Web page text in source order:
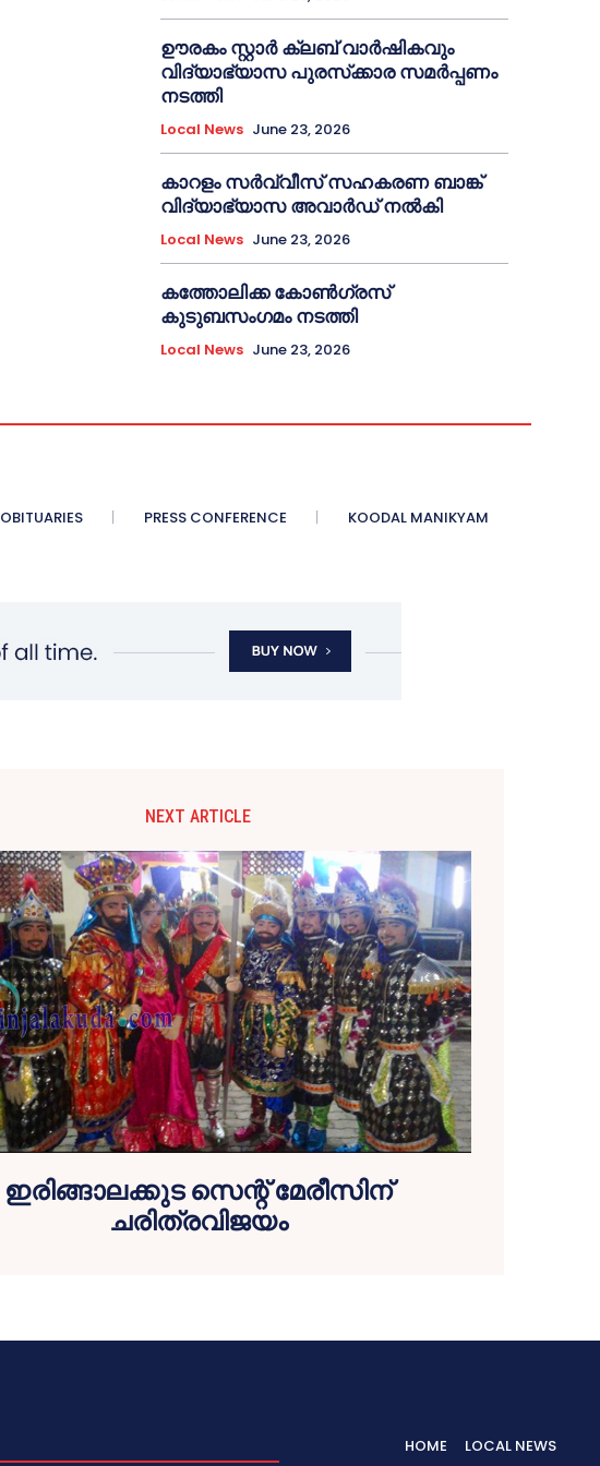
ഊരകം സ്റ്റാർ ക്ലബ് വാർഷികവും
വിദ്യാഭ്യാസ പുരസ്‌ക്കാര സമർപ്പണം
നടത്തി
Local News June 23, 2026
കാറളം സർവ്വീസ് സഹകരണ ബാങ്ക്
വിദ്യാഭ്യാസ അവാർഡ് നൽകി
Local News June 23, 2026
കത്തോലിക്ക കോൺഗ്രസ്
കുടുബസംഗമം നടത്തി
Local News June 23, 2026
OBITUARIES PRESS CONFERENCE KOODAL MANIKYAM
NEXT ARTICLE
ഇരിങ്ങാലക്കുട സെന്റ് മേരീസിന്
ചരിത്രവിജയം
HOME
LOCAL NEWS